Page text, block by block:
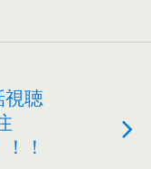
視聴
！